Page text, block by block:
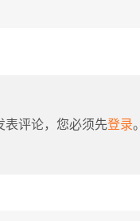
表评论，您必须先登录。